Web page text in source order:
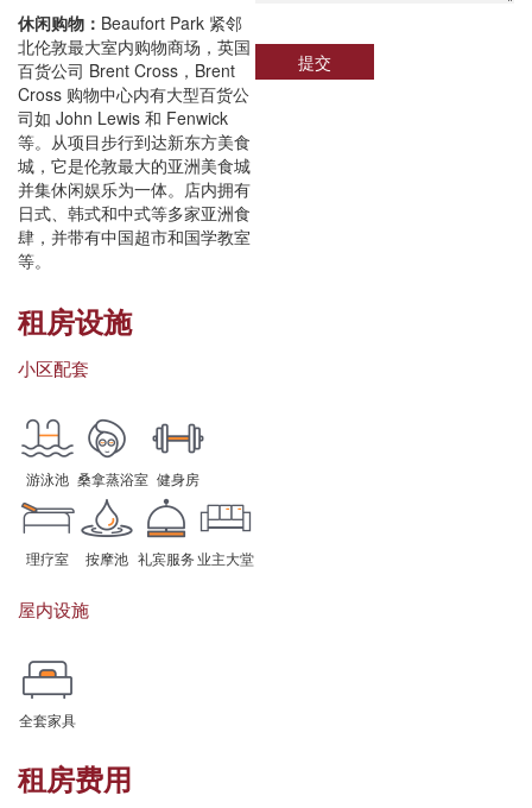
休闲购物： Beaufort Park 紧邻
北伦敦最大室内购物商场，英国
百货公司 Brent Cross， Brent
Cross 购物中心内有大型百货公
司如 John Lewis 和 Fenwick
等。从项目步行到达新东方美食
城，它是伦敦最大的亚洲美食城
并集休闲娱乐为一体。店内拥有
日式、韩式和中式等多家亚洲食
肆，并带有中国超市和国学教室
等。
租房设施
小区配套
游泳池 桑拿蒸浴室 健身房
理疗室 按摩池 礼宾服务业主大堂
屋内设施
全套家具
租房费用
提交